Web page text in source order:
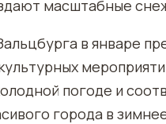
масштабные
в январе
погоде и
города в